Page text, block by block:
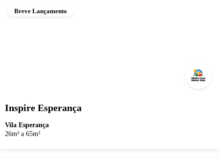
Breve Lançamento
Inspire Esperança
Vila Esperança
26m² a 65m²